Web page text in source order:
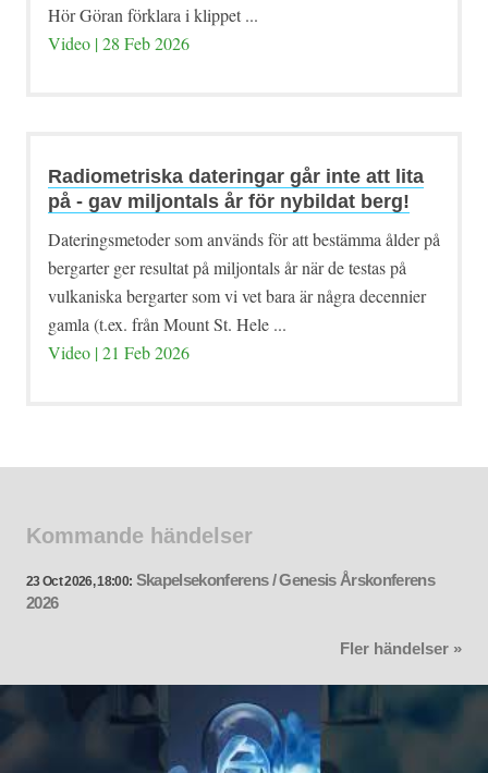
Hör Göran förklara i klippet ...
Video | 28 Feb 2026
Radiometriska dateringar går inte att lita
på - gav miljontals år för nybildat berg!
Dateringsmetoder som används för att bestämma ålder på
bergarter ger resultat på miljontals år när de testas på
vulkaniska bergarter som vi vet bara är några decennier
gamla (t.ex. från Mount St. Hele ...
Video | 21 Feb 2026
Kommande händelser
23 Oct 2026, 18:00: Skapelsekonferens / Genesis Årskonferens
2026
Fler händelser »